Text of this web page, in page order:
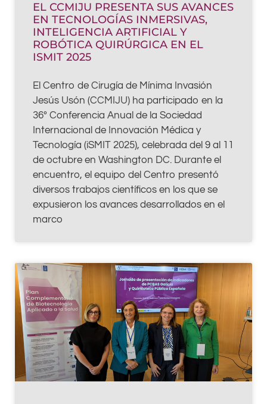
EL CCMIJU PRESENTA SUS AVANCES
EN TECNOLOGÍAS INMERSIVAS,
INTELIGENCIA ARTIFICIAL Y
ROBÓTICA QUIRÚRGICA EN EL
ISMIT 2025
El Centro de Cirugía de Mínima Invasión
Jesús Usón (CCMIJU) ha participado en la
36º Conferencia Anual de la Sociedad
Internacional de Innovación Médica y
Tecnología (iSMIT 2025), celebrada del 9 al 11
de octubre en Washington DC. Durante el
encuentro, el equipo del Centro presentó
diversos trabajos científicos en los que se
expusieron los avances desarrollados en el
marco